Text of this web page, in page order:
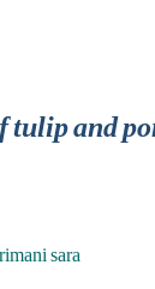
tulip and
sara